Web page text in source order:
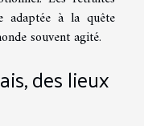
adaptée à la quête
souvent agité.
des lieux